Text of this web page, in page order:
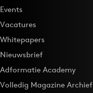
Events
Vacatures
Whitepapers
Nieuwsbrief
Adformatie Academy
Volledig Magazine Archief